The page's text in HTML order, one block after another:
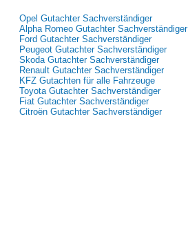
Opel Gutachter Sachverständiger
Alpha Romeo Gutachter Sachverständiger
Ford Gutachter Sachverständiger
Peugeot Gutachter Sachverständiger
Skoda Gutachter Sachverständiger
Renault Gutachter Sachverständiger
KFZ Gutachten für alle Fahrzeuge
Toyota Gutachter Sachverständiger
Fiat Gutachter Sachverständiger
Citroën Gutachter Sachverständiger